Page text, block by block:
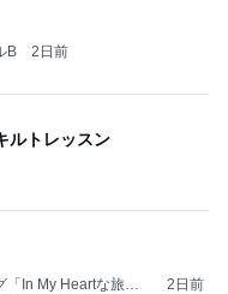
B 2日前
ルトレッスン
In My Heartな旅日
2日前